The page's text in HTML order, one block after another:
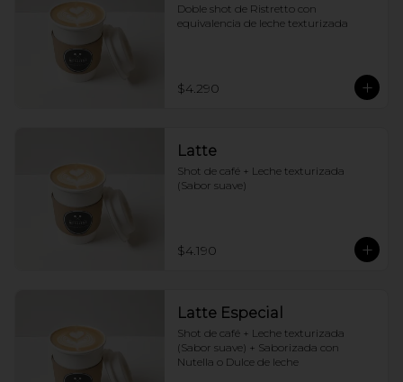
Doble shot de Ristretto con
equivalencia de leche texturizada
$4.290
Latte
Shot de café + Leche texturizada
(Sabor suave)
$4.190
Latte Especial
Shot de café + Leche texturizada
(Sabor suave) + Saborizada con
Nutella o Dulce de leche